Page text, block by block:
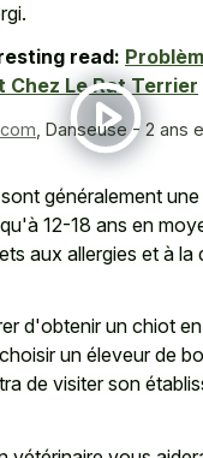
read:
Chez Le Rat Terrier
, Danseuse - 2 ans
généralement
12-18 ans en
aux allergies et à la
d'obtenir un chiot
un éleveur de
de visiter son